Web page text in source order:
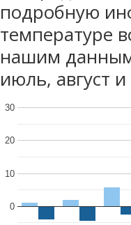
подробную
температуре
нашим
июль, август
0
10
20
30